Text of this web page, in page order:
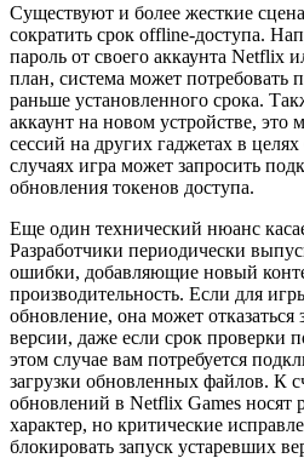
Существуют и более жесткие
сократить срок offline-доступа.
пароль от своего аккаунта Netflix
план, система может потребовать
раньше установленного срока.
аккаунт на новом устройстве, это
сессий на других гаджетах в
случаях игра может запросить
обновления токенов доступа.
Еще один технический нюанс
Разработчики периодически
ошибки, добавляющие новый
производительность. Если для
обновление, она может отказаться
версии, даже если срок проверки
этом случае вам потребуется
загрузки обновленных файлов. К
обновлений в Netflix Games носят
характер, но критические
блокировать запуск устаревших